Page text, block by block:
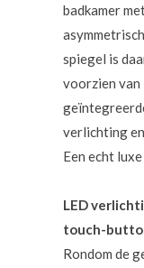
badkamer
spiegel is
voorzien van
verlichting
Een echt
LED
touch-
Rondom de